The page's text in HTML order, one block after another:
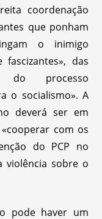
coordenação
que ponham
o inimigo
das
do processo
o socialismo». A
deverá ser em
com os
do PCP no
violência sobre o
pode haver um